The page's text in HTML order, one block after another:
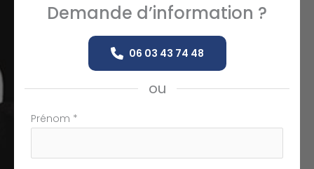
Demande d’information ?
06 03 43 74 48
ou
Formulaire
Prénom *